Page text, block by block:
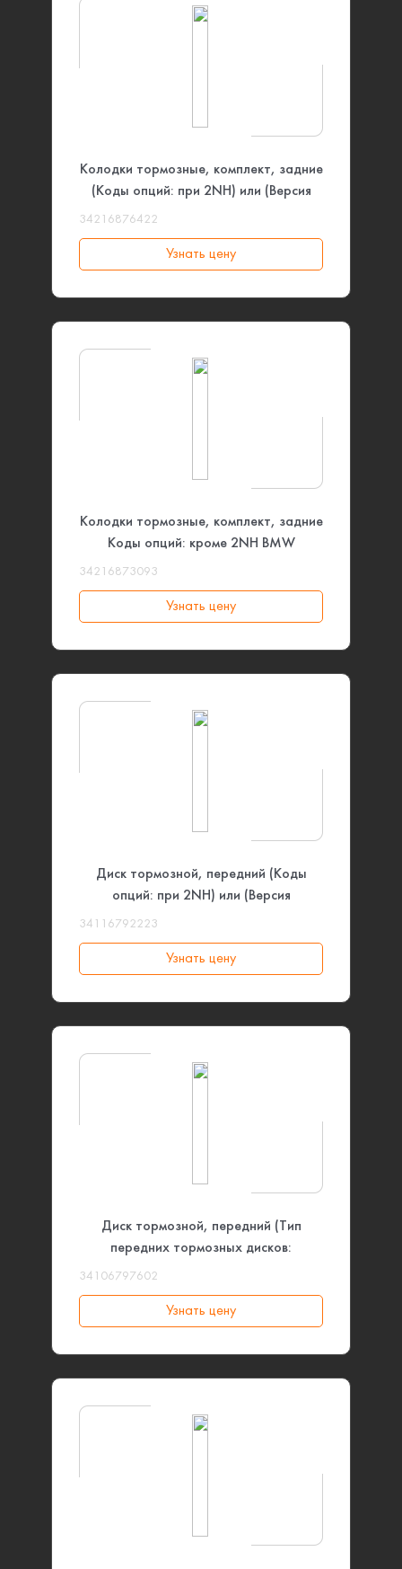
Колодки тормозные, комплект, задние
(Коды опций: при 2NH) или (Версия
тормозной системы: Спортивная)
34216876422
Узнать цену
Колодки тормозные, комплект, задние
Коды опций: кроме 2NH BMW
34216873093
Узнать цену
Диск тормозной, передний (Коды
опций: при 2NH) или (Версия
тормозной системы: Спортивная)
34116792223
Узнать цену
Диск тормозной, передний (Тип
передних тормозных дисков:
Перфорированные, Коды опций: при
Спортивная, Тип передних тормозных
34106797602
Узнать цену